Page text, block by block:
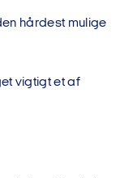
hårdest mulige
vigtigt et af